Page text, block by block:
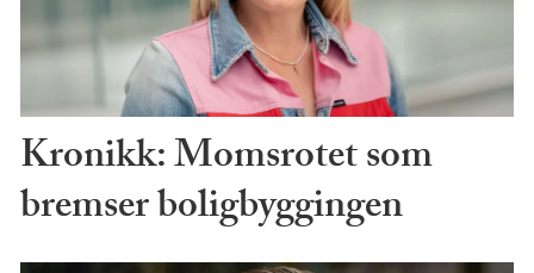
Kronikk: Momsrotet som
bremser boligbyggingen